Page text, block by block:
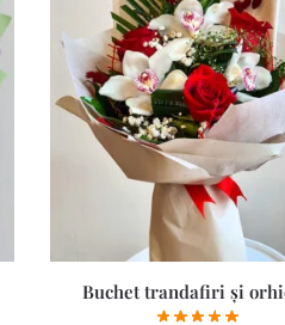
Buchet trandafiri și